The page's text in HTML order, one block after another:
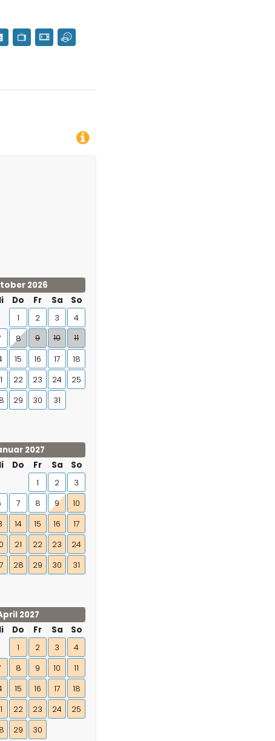
2026
Do Fr Sa So
1 2 3
4
8 9 10
11
15 16 17
18
22 23 24
25
29 30 31
2027
Do Fr Sa So
1 2
3
7 8 9
10
14 15 16
17
21 22 23
24
28 29 30 31
2027
Do Fr Sa So
1 2 3
4
8 9 10
11
15 16 17
18
22 23 24
25
29 30